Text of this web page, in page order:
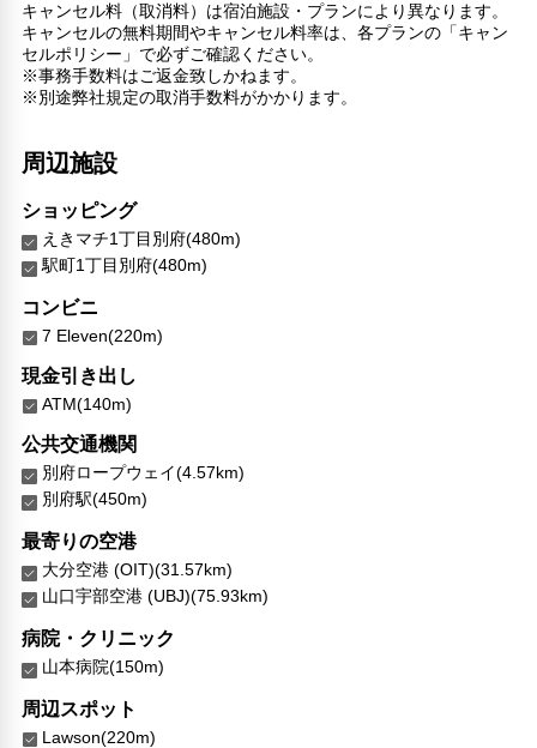
キャンセル料（取消料）は宿泊施設・プランにより異なります。
キャンセルの無料期間やキャンセル料率は、各プランの「キャン
セルポリシー」で必ずご確認ください。
※事務手数料はご返金致しかねます。
※別途弊社規定の取消手数料がかかります。
周辺施設
ショッピング
えきマチ1丁目別府(480m)
駅町1丁目別府(480m)
コンビニ
7 Eleven(220m)
現金引き出し
ATM(140m)
公共交通機関
別府ロープウェイ(4.57km)
別府駅(450m)
最寄りの空港
大分空港 (OIT)(31.57km)
山口宇部空港 (UBJ)(75.93km)
病院・クリニック
山本病院(150m)
周辺スポット
Lawson(220m)